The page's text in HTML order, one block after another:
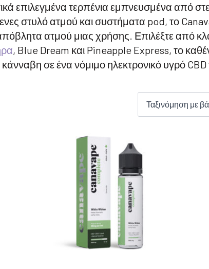
επιλεγμένα τερπένια εμπνευσμένα από
στυλό ατμού και συστήματα pod, το
ατμού μιας χρήσης. Επιλέξτε από
, Blue Dream και Pineapple Express, το
σε ένα νόμιμο ηλεκτρονικό υγρό